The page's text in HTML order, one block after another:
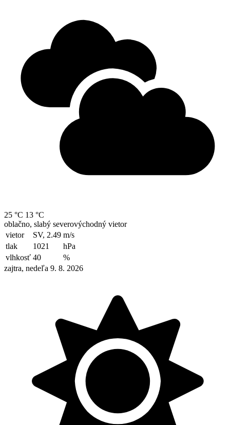
25 °C 13 °C
oblačno, slabý severovýchodný vietor
vietor
SV, 2.49 m/s
tlak
1021
hPa
vlhkosť 40
%
zajtra, nedeľa 9. 8. 2026